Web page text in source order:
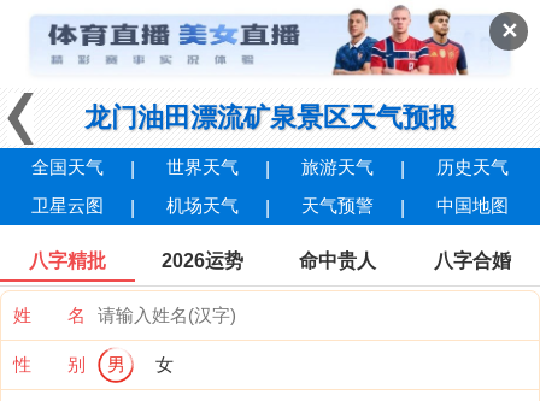
✕
龙门油田漂流矿泉景区天气预报
全国天气 世界天气 旅游天气
历史天气
卫星云图
机场天气 天气预警 中国地图
八字精批 2026运势 命中贵人 八字合婚
姓 名
性 别 男 女